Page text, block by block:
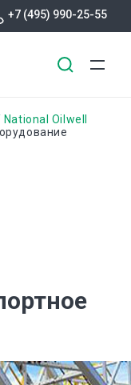
+7 (495) 990-25-55
National Oilwell